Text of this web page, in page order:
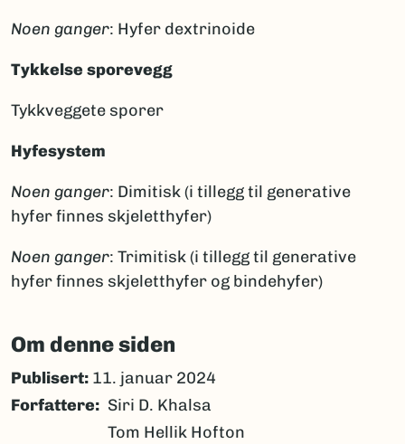
Noen ganger: Hyfer dextrinoide
Tykkelse sporevegg
Tykkveggete sporer
Hyfesystem
Noen ganger: Dimitisk (i tillegg til generative
hyfer finnes skjeletthyfer)
Noen ganger: Trimitisk (i tillegg til generative
hyfer finnes skjeletthyfer og bindehyfer)
Om denne siden
Publisert: 11. januar 2024
Forfattere
Siri D. Khalsa
Tom Hellik Hofton